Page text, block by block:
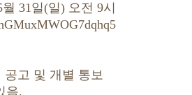
31일(일) 오전 9시
고 및 개별 통보
음.